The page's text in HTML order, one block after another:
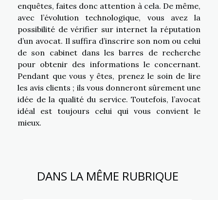
enquêtes, faites donc attention à cela. De même,
avec l’évolution technologique, vous avez la
possibilité de vérifier sur internet la réputation
d’un avocat. Il suffira d’inscrire son nom ou celui
de son cabinet dans les barres de recherche
pour obtenir des informations le concernant.
Pendant que vous y êtes, prenez le soin de lire
les avis clients ; ils vous donneront sûrement une
idée de la qualité du service. Toutefois, l’avocat
idéal est toujours celui qui vous convient le
mieux.
DANS LA MÊME RUBRIQUE